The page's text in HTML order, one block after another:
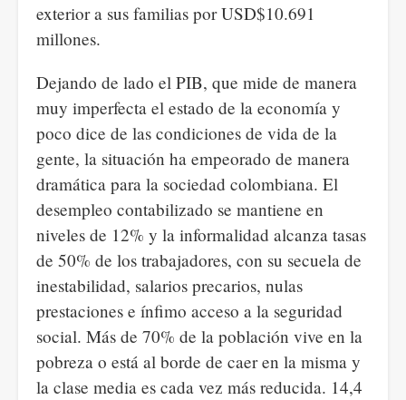
exterior a sus familias por USD$10.691
millones.
Dejando de lado el PIB, que mide de manera
muy imperfecta el estado de la economía y
poco dice de las condiciones de vida de la
gente, la situación ha empeorado de manera
dramática para la sociedad colombiana. El
desempleo contabilizado se mantiene en
niveles de 12% y la informalidad alcanza tasas
de 50% de los trabajadores, con su secuela de
inestabilidad, salarios precarios, nulas
prestaciones e ínfimo acceso a la seguridad
social. Más de 70% de la población vive en la
pobreza o está al borde de caer en la misma y
la clase media es cada vez más reducida. 14,4